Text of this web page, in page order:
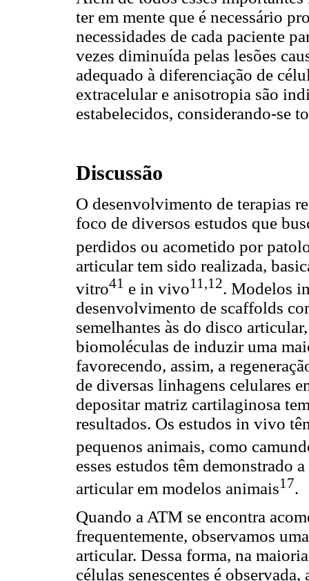
ter em mente que é necessário
necessidades de cada paciente
vezes diminuída pelas lesões
adequado à diferenciação de
extracelular e anisotropia são
estabelecidos, considerando-se
Discussão
O desenvolvimento de terapias
foco de diversos estudos que
perdidos ou acometido por
articular tem sido realizada,
vitro41 e in vivo11,12. Modelos
desenvolvimento de scaffolds
semelhantes às do disco
biomoléculas de induzir uma
favorecendo, assim, a
de diversas linhagens celulares
depositar matriz cartilaginosa
resultados. Os estudos in vivo
pequenos animais, como
esses estudos têm demonstrado
articular em modelos animais17.
Quando a ATM se encontra
frequentemente, observamos
articular. Dessa forma, na
células senescentes é